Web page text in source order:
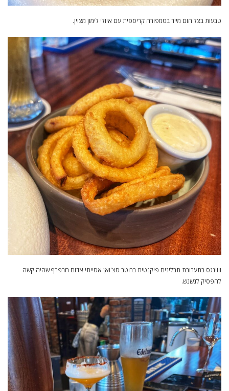
טבעות בצל הום מייד בטמפורה קריספית עם איולי לימון מצוין.
וווינגס בתערובת תבלינים פיקנטית ברוטב סצ'ואן אסייתי אדום חרפרף שהיה קשה
להפסיק לנשנש.